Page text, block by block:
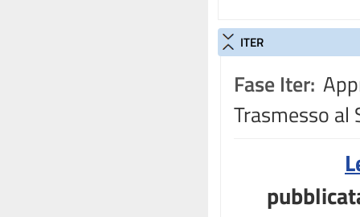
ITER
Fase Iter:
Trasmesso al